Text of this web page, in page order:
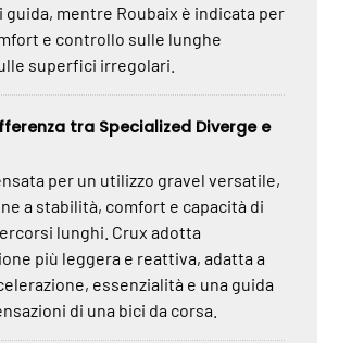
mentre Roubaix è indicata per
e controllo sulle lunghe
superfici irregolari.
tra Specialized Diverge e
per un utilizzo gravel versatile,
a stabilità, comfort e capacità di
lunghi. Crux adotta
più leggera e reattiva, adatta a
essenzialità e una guida
di una bici da corsa.